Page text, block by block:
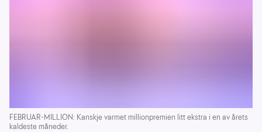
FEBRUAR-MILLION: Kanskje varmet millionpremien litt ekstra i en av årets
kaldeste måneder.